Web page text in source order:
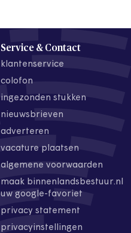
Service & Contact
klantenservice
colofon
ingezonden stukken
nieuwsbrieven
adverteren
vacature plaatsen
algemene voorwaarden
maak binnenlandsbestuur.nl
uw google-favoriet
privacy statement
privacyinstellingen